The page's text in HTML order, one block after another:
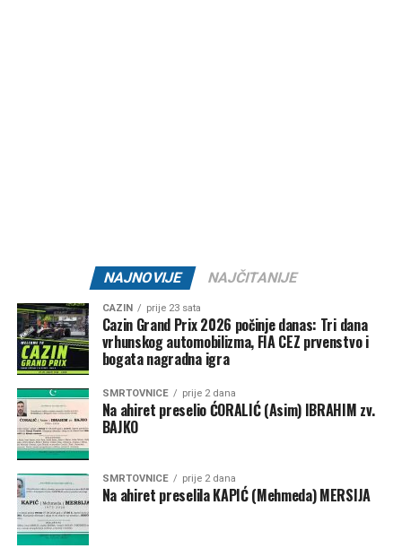
NAJNOVIJE NAJČITANIJE
CAZIN prije 23 sata
Cazin Grand Prix 2026 počinje danas: Tri dana
vrhunskog automobilizma, FIA CEZ prvenstvo i
bogata nagradna igra
SMRTOVNICE prije 2 dana
Na ahiret preselio ĆORALIĆ (Asim) IBRAHIM zv.
BAJKO
SMRTOVNICE prije 2 dana
Na ahiret preselila KAPIĆ (Mehmeda) MERSIJA